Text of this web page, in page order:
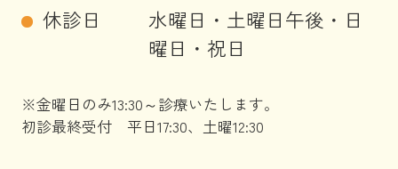
休診日
水曜日・土曜日午後・日
曜日・祝日
※金曜日のみ13:30～診療いたします。
初診最終受付 平日17:30、土曜12:30